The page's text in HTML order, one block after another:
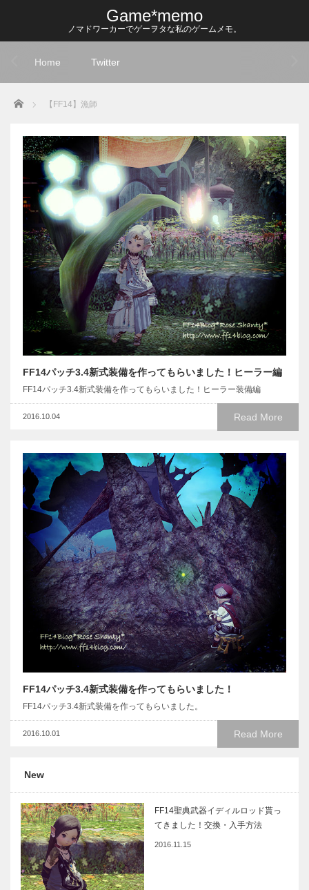
Game*memo
ノマドワーカーでゲーヲタな私のゲームメモ。
Home Twitter
Home 【FF14】漁師
FF14パッチ3.4新式装備を作ってもらいました！ヒーラー編
FF14パッチ3.4新式装備を作ってもらいました！ヒーラー装備編
Read More
2016.10.04
FF14パッチ3.4新式装備を作ってもらいました！
FF14パッチ3.4新式装備を作ってもらいました。
Read More
2016.10.01
New
FF14聖典武器イディルロッド貰っ
てきました！交換・入手方法
2016.11.15